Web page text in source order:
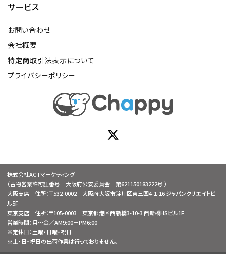
サービス
お問い合わせ
会社概要
特定商取引法表示について
プライバシーポリシー
株式会社ACTマーケティング
（古物営業許可証番号 大阪府公安委員会 第621150183222号 ）
大阪支店 住所：〒532-0002 大阪府大阪市淀川区東三国4-1-16 ジャパンクリエイトビ
ル5F
東京支店 住所：〒105-0003 東京都港区西新橋3-10-3 西新橋HSビル1F
営業時間：月～金／AM9:00－PM6:00
※定休日：土曜・日曜・祝日
※土・日・祝日の出荷作業は行っておりません。